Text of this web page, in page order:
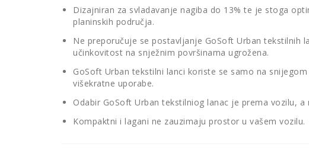
Dizajniran za svladavanje nagiba do 13% te je stoga
planinskih područja.
Ne preporučuje se postavljanje GoSoft Urban tekstilnih
učinkovitost na snježnim površinama ugrožena.
GoSoft Urban tekstilni lanci koriste se samo na
višekratne uporabe.
Odabir GoSoft Urban tekstilniog lanac je prema vozilu,
Kompaktni i lagani ne zauzimaju prostor u vašem vozilu.